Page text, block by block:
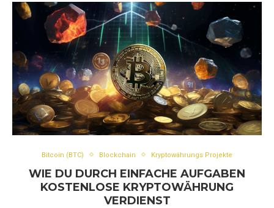
Bitcoin (BTC) Blockchain Kryptowährungs Projekte
WIE DU DURCH EINFACHE AUFGABEN
KOSTENLOSE KRYPTOWÄHRUNG
VERDIENST